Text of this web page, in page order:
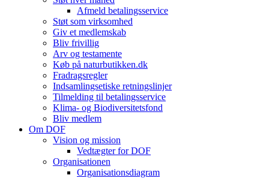
Afmeld betalingsservice
Støt som virksomhed
Giv et medlemskab
Bliv frivillig
Arv og testamente
Køb på naturbutikken.dk
Fradragsregler
Indsamlingsetiske retningslinjer
Tilmelding til betalingsservice
Klima- og Biodiversitetsfond
Bliv medlem
Om DOF
Vision og mission
Vedtægter for DOF
Organisationen
Organisationsdiagram